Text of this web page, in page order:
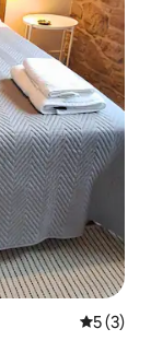
5 (3)